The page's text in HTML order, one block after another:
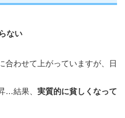
ない
合わせて上がっていますが、日
…結果、 実質的に貧しくなって